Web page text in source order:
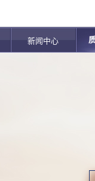
新闻中心